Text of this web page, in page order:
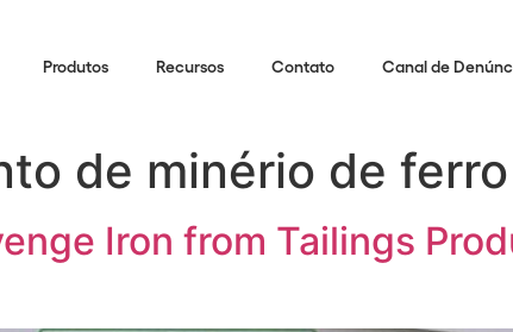
Produtos Recursos Contato Canal de
de minério de ferro
Iron from Tailings